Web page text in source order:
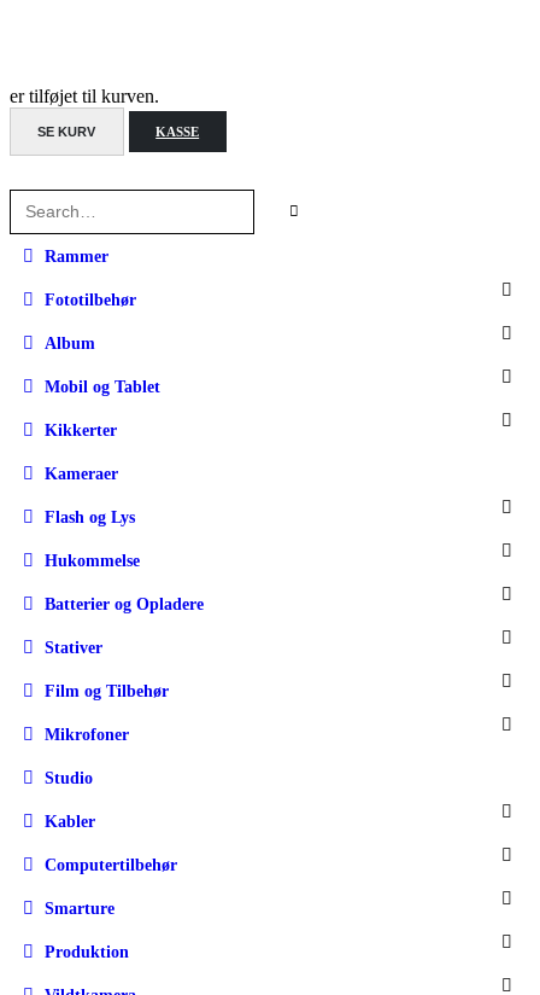
er tilføjet til kurven.
SE KURV KASSE
Rammer
Fototilbehør
Album
Mobil og Tablet
Kikkerter
Kameraer
Flash og Lys
Hukommelse
Batterier og Opladere
Stativer
Film og Tilbehør
Mikrofoner
Studio
Kabler
Computertilbehør
Smarture
Produktion